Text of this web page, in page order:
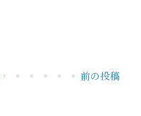
前の投稿